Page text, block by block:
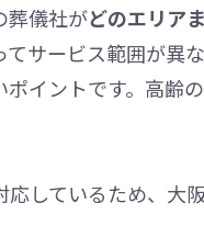
葬儀社がどのエリア
サービス範囲が異
ポイントです。高齢
しているため、大